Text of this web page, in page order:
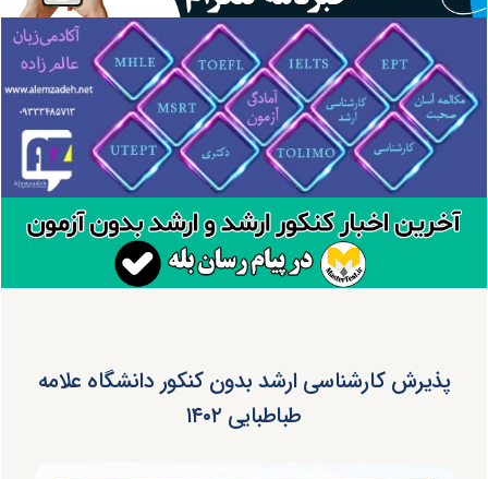
پذیرش کارشناسی ارشد بدون کنکور دانشگاه علامه
طباطبایی ۱۴۰۲